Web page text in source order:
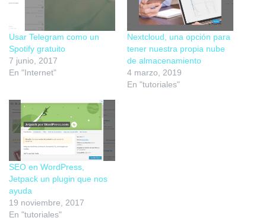
Usar Telegram como un
Spotify gratuito
7 junio, 2017
En "Internet"
Nextcloud, una opción para
tener nuestra propia nube
de almacenamiento
4 marzo, 2019
En "tutoriales"
SEO en WordPress,
Jetpack un plugin que nos
ayuda
19 noviembre, 2017
En "tutoriales"